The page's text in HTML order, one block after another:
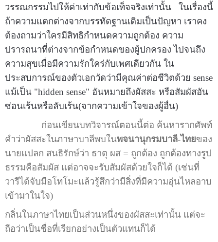
วรรณกรรมไปให้ค่าเท่ากับข้อเท็จจริงเท่านั้น ในเรื่องนี้
ถ้าความแตกต่างจากบรรทัดฐานเดิมเป็นปัญหา เราคง
ต้องถามว่าใครมีสิทธิกำหนดความถูกต้อง ความ
ปรารถนาที่ต่างจากข้อกำหนดของผู้ปกครอง ไปจนถึง
ความสุขเมื่อมีความรักใคร่กับเพศเดียวกัน ใน
ประสบการณ์ของตัวเอกวัดว่ามีคุณค่าต่อชีวิตด้วย sense
แม้เป็น "hidden sense" อันหมายถึงผัสสะ หรือสัมผัสอัน
ซ่อนเร้นหรือลับเร้น(จากความเข้าใจของผู้อื่น)
ก่อนเขียนบทวิจารณ์ตอนนี้ต่อ ค้นหารากศัพท์
คำว่าผัสสะในภาษาบาลีพบในพจนานุกรมบาลี-ไทยของ
นายแปลก สนธิรักษ์ว่า ธาตุ ผส = ถูกต้อง ถูกต้องทางรูป
ธรรมคือสัมผัส แต่อาจจะรับสัมผัสด้วยใจก็ได้ (เช่นที่
วารีได้จับมือโทโมะแล้วรู้สึกว่ามีสิ่งที่มีความอุ่นไหลอาบ
เข้ามาในใจ)
กลิ่นในภาษาไทยเป็นส่วนหนึ่งของผัสสะเท่านั้น แต่จะ
ถือว่าเป็นชื่อที่เรียกอย่างเป็นตัวแทนก็ได้